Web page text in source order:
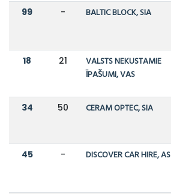
99 - BALTIC BLOCK, SIA
18 21
VALSTS NEKUSTAMIE
ĪPAŠUMI, VAS
34 50 CERAM OPTEC, SIA
45 - DISCOVER CAR HIRE, AS